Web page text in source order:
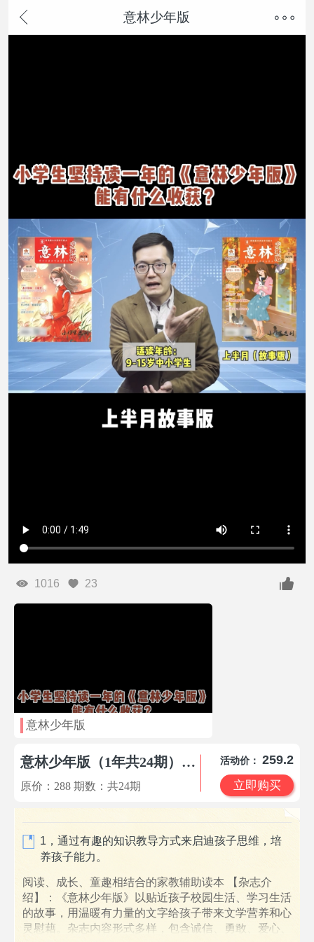
意林少年版
1016 23
意林少年版
意林少年版（1年共24期）（杂志订阅）
原价： 288期数：共24期
活动价：259.2
立即购买
1，通过有趣的知识教导方式来启迪孩子思维，培
养孩子能力。
阅读、成长、童趣相结合的家教辅助读本 【杂志介
绍】：《意林少年版》以贴近孩子校园生活、学习生活
的故事，用温暖有力量的文字给孩子带来文学营养和心
灵慰藉。杂志内容形式多样，包含诚信、勇敢、爱心、